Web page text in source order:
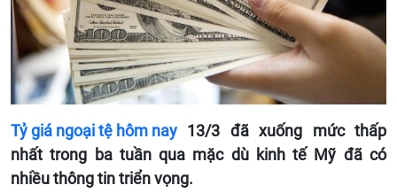
Tỷ giá ngoại tệ hôm nay 13/3 đã xuống mức thấp
nhất trong ba tuần qua mặc dù kinh tế Mỹ đã có
nhiều thông tin triển vọng.